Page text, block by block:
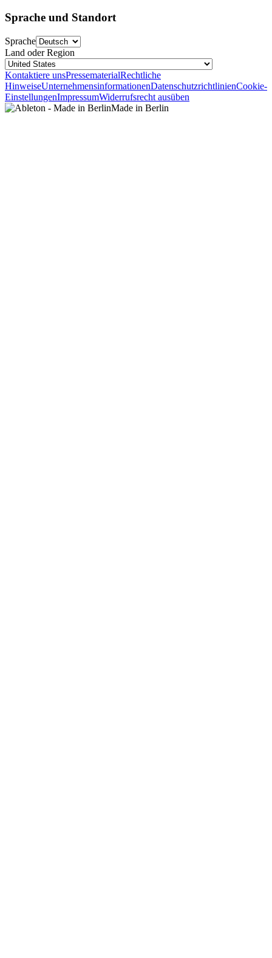
Sprache und Standort
Sprache
Land oder Region
Kontaktiere unsPressematerialRechtliche
HinweiseUnternehmensinformationenDatenschutzrichtlinienCookie-
EinstellungenImpressumWiderrufsrecht ausüben
Made in Berlin